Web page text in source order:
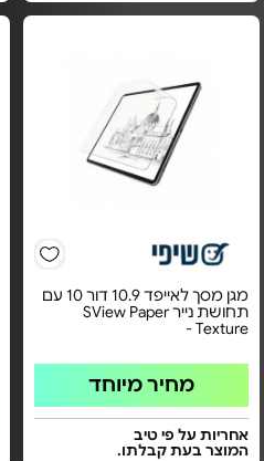
מגן מסך לאייפד 10.9 דור 10 עם
תחושת נייר SView Paper
Texture -
מחיר מיוחד
אחריות על פי טיב
המוצר בעת קבלתו.